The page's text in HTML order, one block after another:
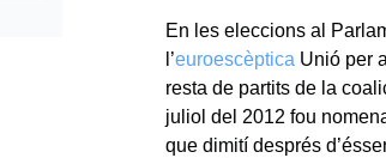
En les eleccions al
l’euroescèptica Unió per
resta de partits de la
juliol del 2012 fou
que dimití després